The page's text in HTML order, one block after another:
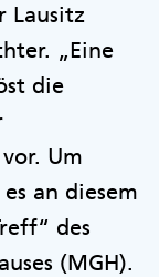
Lausitz
„Eine
die
Um
an diesem
des
(MGH).